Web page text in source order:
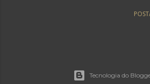
Tecnologia do